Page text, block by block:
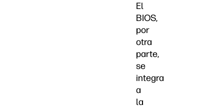
El
BIOS,
por
otra
parte,
se
integra
a
la